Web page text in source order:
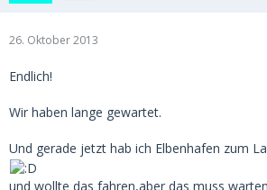
26. Oktober 2013
Endlich!
Wir haben lange gewartet.
Und gerade jetzt hab ich Elbenhafen zum
und wollte das fahren,aber das muss warten